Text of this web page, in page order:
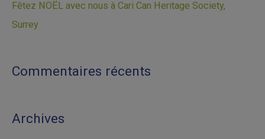
rFêtez NOËL avec nous à Cari Can Heritage Society,
Surrey
Commentaires récents
Archives